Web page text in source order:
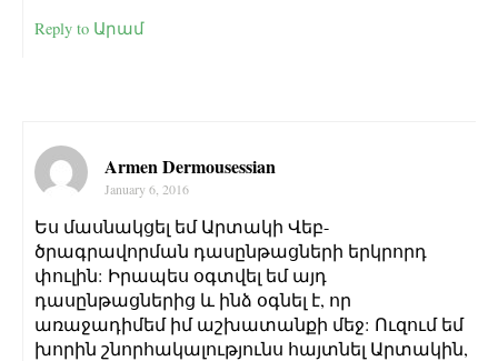
Reply to Արամ
Armen Dermousessian
January 6, 2016
Ես մասնակցել եմ Արտակի Վեբ-
ծրագրավորման դասընթացների երկրորդ
փուլին: Իրապես օգտվել եմ այդ
դասընթացներից և ինձ օգնել է, որ
առաջադիմեմ իմ աշխատանքի մեջ: Ուզում եմ
խորին շնորհակալությունս հայտնել Արտակին,